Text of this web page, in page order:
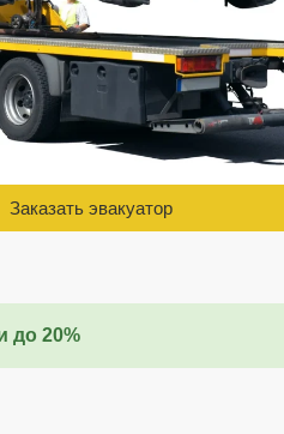
Заказать эвакуатор
до 20%